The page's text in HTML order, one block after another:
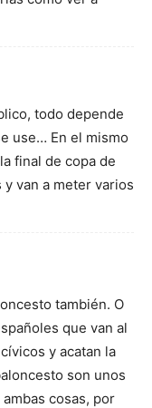
todo depende
use… En el mismo
final de copa de
van a meter varios
también. O
que van al
y acatan la
son unos
cosas, por